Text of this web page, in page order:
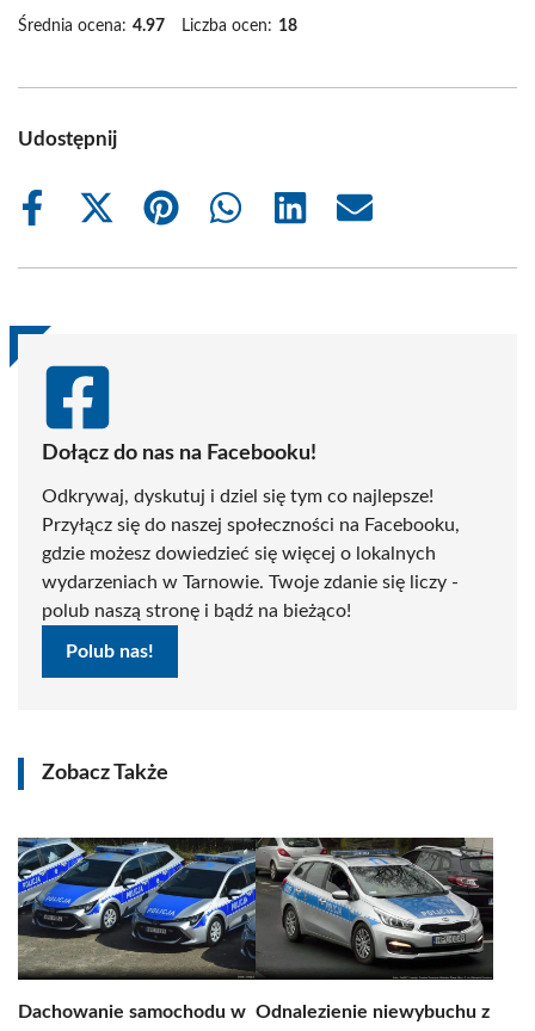
Średnia ocena: 4.97 Liczba ocen: 18
Udostępnij
Share
Share
(Twitter)
Share
Share
Share
Share
Dołącz do nas na Facebooku!
Odkrywaj, dyskutuj i dziel się tym co najlepsze!
Przyłącz się do naszej społeczności na Facebooku,
gdzie możesz dowiedzieć się więcej o lokalnych
wydarzeniach w Tarnowie. Twoje zdanie się liczy -
polub naszą stronę i bądź na bieżąco!
Polub nas!
Zobacz Także
Dachowanie samochodu w Odnalezienie niewybuchu z